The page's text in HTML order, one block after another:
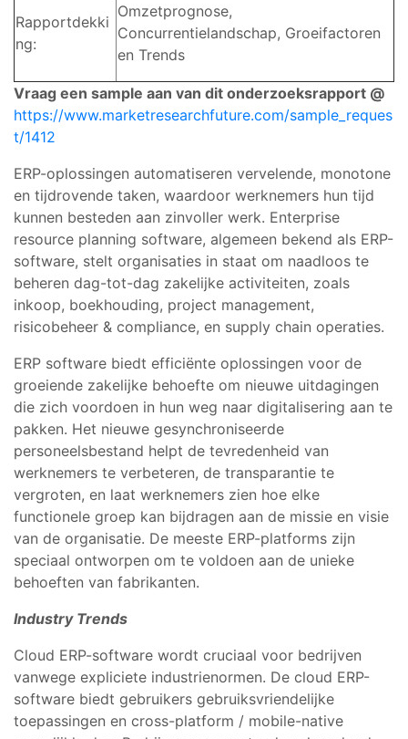
Rapportdekki
ng:
Omzetprognose,
Concurrentielandschap, Groeifactoren
en Trends
Vraag een sample aan van dit onderzoeksrapport @
https://www.marketresearchfuture.com/sample_reques
t/1412
ERP-oplossingen automatiseren vervelende, monotone
en tijdrovende taken, waardoor werknemers hun tijd
kunnen besteden aan zinvoller werk. Enterprise
resource planning software, algemeen bekend als ERP-
software, stelt organisaties in staat om naadloos te
beheren dag-tot-dag zakelijke activiteiten, zoals
inkoop, boekhouding, project management,
risicobeheer & compliance, en supply chain operaties.
ERP software biedt efficiënte oplossingen voor de
groeiende zakelijke behoefte om nieuwe uitdagingen
die zich voordoen in hun weg naar digitalisering aan te
pakken. Het nieuwe gesynchroniseerde
personeelsbestand helpt de tevredenheid van
werknemers te verbeteren, de transparantie te
vergroten, en laat werknemers zien hoe elke
functionele groep kan bijdragen aan de missie en visie
van de organisatie. De meeste ERP-platforms zijn
speciaal ontworpen om te voldoen aan de unieke
behoeften van fabrikanten.
Industry Trends
Cloud ERP-software wordt cruciaal voor bedrijven
vanwege expliciete industrienormen. De cloud ERP-
software biedt gebruikers gebruiksvriendelijke
toepassingen en cross-platform / mobile-native